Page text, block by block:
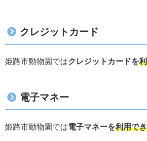
クレジットカード
姫路市動物園ではクレジットカードを
電子マネー
姫路市動物園では電子マネーを利用で